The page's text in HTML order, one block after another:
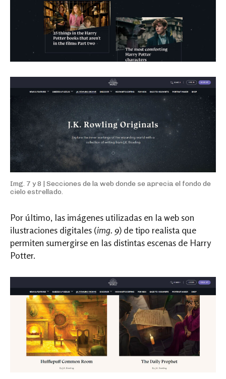
Img. 7 y 8 | Secciones de la web donde se aprecia el fondo de
cielo estrellado.
Por último, las imágenes utilizadas en la web son
ilustraciones digitales (img. 9) de tipo realista que
permiten sumergirse en las distintas escenas de Harry
Potter.